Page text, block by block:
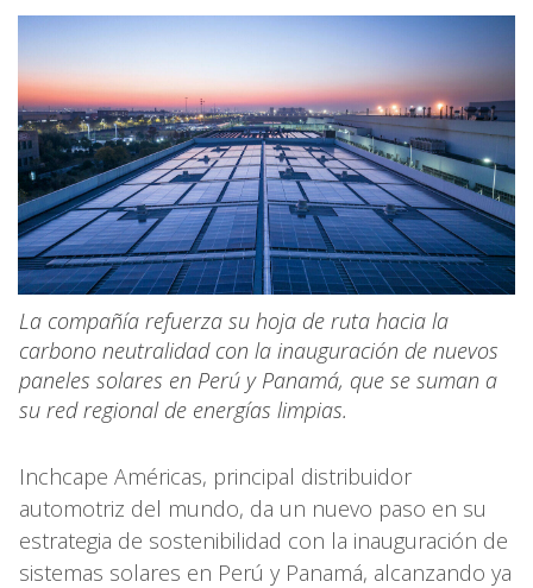
La compañía refuerza su hoja de ruta hacia la
carbono neutralidad con la inauguración de nuevos
paneles solares en Perú y Panamá, que se suman a
su red regional de energías limpias.
Inchcape Américas, principal distribuidor
automotriz del mundo, da un nuevo paso en su
estrategia de sostenibilidad con la inauguración de
sistemas solares en Perú y Panamá, alcanzando ya